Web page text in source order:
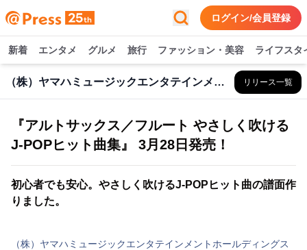
ログイン/会員登録
新着 エンタメ グルメ 旅行 ファッション・美容 ライフスタ
（株）ヤマハミュージックエンタテインメントHD リリース一覧
『アルトサックス／フルート やさしく吹ける
J-POPヒット曲集』 3月28日発売！
初心者でも安心。やさしく吹けるJ-POPヒット曲の譜面作
りました。
（株）ヤマハミュージックエンタテインメントホールディングス